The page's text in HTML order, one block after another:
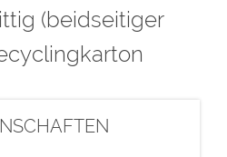
(beidseitiger